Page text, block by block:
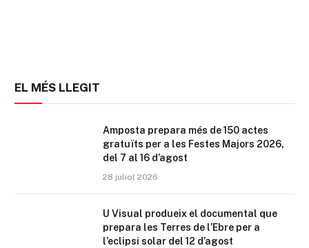
EL MÉS LLEGIT
Amposta prepara més de 150 actes
gratuïts per a les Festes Majors 2026,
del 7 al 16 d’agost
28 juliol 2026
U Visual produeix el documental que
prepara les Terres de l’Ebre per a
l’eclipsi solar del 12 d’agost